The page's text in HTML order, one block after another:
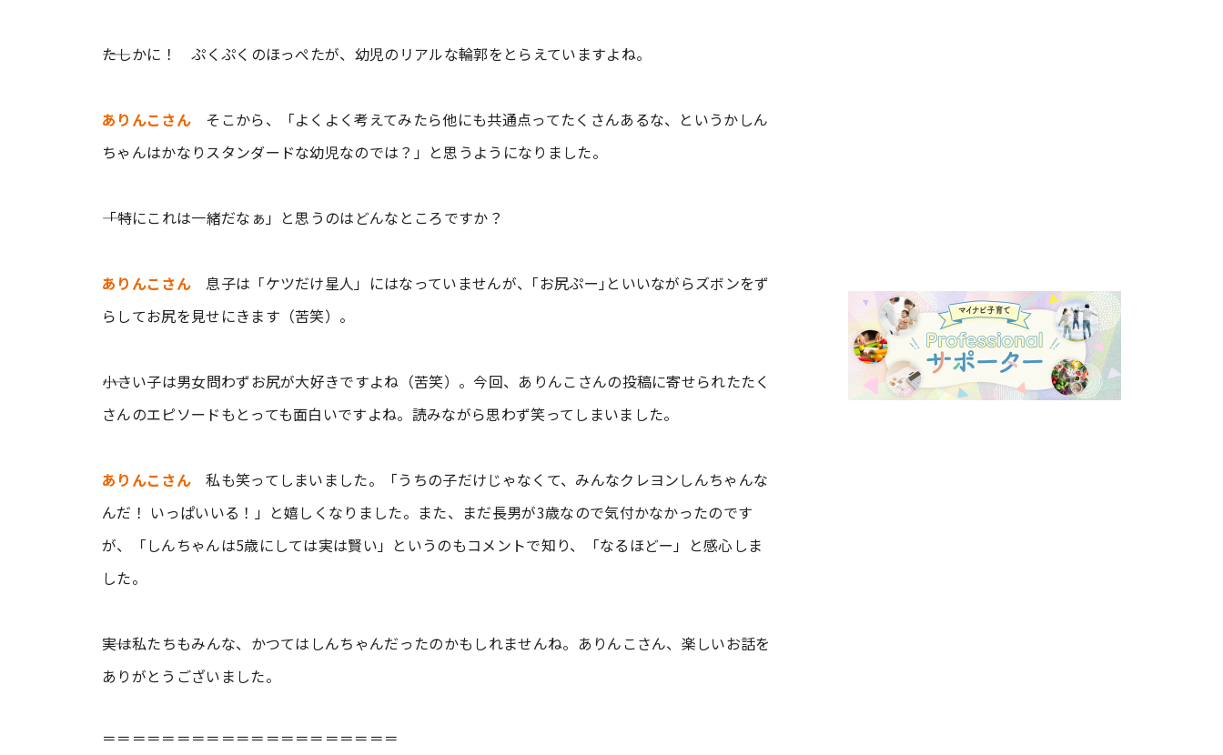
――たしかに！ ぷくぷくのほっぺたが、幼児のリアルな輪郭をとらえていますよね。
ありんこさんそこから、「よくよく考えてみたら他にも共通点ってたくさんあるな、というかしん
ちゃんはかなりスタンダードな幼児なのでは？」と思うようになりました。
――「特にこれは一緒だなぁ」と思うのはどんなところですか？
ありんこさん息子は「ケツだけ星人」にはなっていませんが、｢お尻ぷー｣といいながらズボンをず
らしてお尻を見せにきます（苦笑）。
――小さい子は男女問わずお尻が大好きですよね（苦笑）。今回、ありんこさんの投稿に寄せられたたく
さんのエピソードもとっても面白いですよね。読みながら思わず笑ってしまいました。
ありんこさん私も笑ってしまいました。「うちの子だけじゃなくて、みんなクレヨンしんちゃんな
んだ！ いっぱいいる！」と嬉しくなりました。また、まだ長男が3歳なので気付かなかったのです
が、「しんちゃんは5歳にしては実は賢い」というのもコメントで知り、「なるほどー」と感心しま
した。
――実は私たちもみんな、かつてはしんちゃんだったのかもしれませんね。ありんこさん、楽しいお話を
ありがとうございました。
＝＝＝＝＝＝＝＝＝＝＝＝＝＝＝＝＝＝＝＝